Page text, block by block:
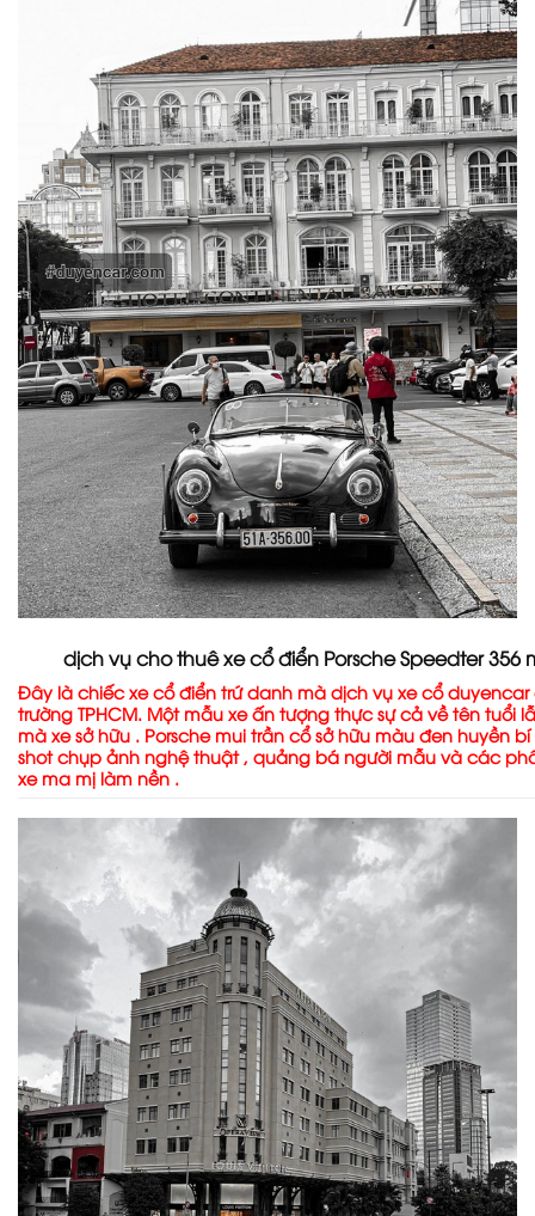
dịch vụ cho thuê xe cổ điển Porsche Speedter 356
Đây là chiếc xe cổ điển trứ danh mà dịch vụ xe cổ
trường TPHCM. Một mẫu xe ấn tượng thực sự cả về tên tuổi
mà xe sở hữu . Porsche mui trần cổ sở hữu màu đen huyền
shot chụp ảnh nghệ thuật , quảng bá người mẫu và các
xe ma mị làm nền .